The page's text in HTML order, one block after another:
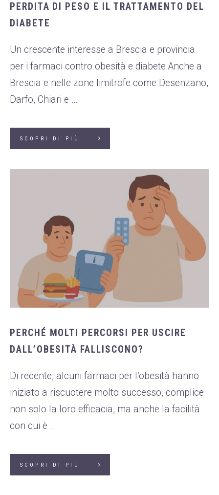
PERDITA DI PESO E IL TRATTAMENTO DEL
DIABETE
Un crescente interesse a Brescia e provincia
per i farmaci contro obesità e diabete Anche a
Brescia e nelle zone limitrofe come Desenzano,
Darfo, Chiari e …
SCOPRI DI PIÙ
PERCHÉ MOLTI PERCORSI PER USCIRE
DALL’OBESITÀ FALLISCONO?
Di recente, alcuni farmaci per l’obesità hanno
iniziato a riscuotere molto successo, complice
non solo la loro efficacia, ma anche la facilità
con cui è …
SCOPRI DI PIÙ